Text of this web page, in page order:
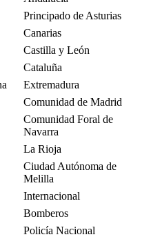
Principado de Asturias
Canarias
Castilla y León
Cataluña
Extremadura
Comunidad de Madrid
Comunidad Foral de
Navarra
La Rioja
Ciudad Autónoma de
Melilla
Internacional
Bomberos
Policía Nacional